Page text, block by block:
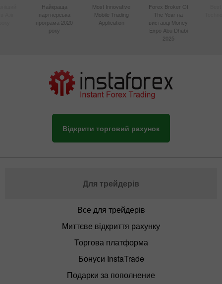
Найкраща
партнерська
програма 2020
року
Most Innovative
Mobile Trading
Application
Forex Broker Of
The Year на
виставці Money
Expo Abu Dhabi
2025
Відкрити торговий рахунок
Для трейдерів
Все для трейдерів
Миттєве відкриття рахунку
Торгова платформа
Бонуси InstaTrade
Подарки за пополнение